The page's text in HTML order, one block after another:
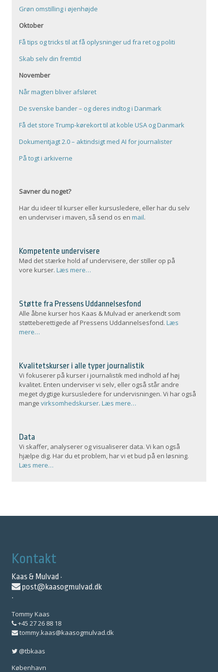
Grøn omstilling i øjenhøjde
Oktober
Få tips og tricks til at få oplysninger ud fra ret og politi
Skab selv din fremtid
November
Når magten bliver afsløret
De svenske bander – og deres indtog i Danmark
Få det store Trump-kørekort til at koble USA og Danmark
Dokumentjagt 2.0 – aktindsigt med AI for journalister
På togt i arkiverne
Savner du noget?
Har du ideer til kurser eller kursusledere, eller har du selv
en underviser i maven, så send os enmail.
Kompetente undervisere
Mød det stærke hold af undervisere, der stiller op på
vore kurser.Læs mere…
Støtte fra Pressens Uddannelsesfond
Alle åbne kurser hos Kaas & Mulvad er anerkendt som
støtteberettigede af Pressens Uddannelsesfond.Læs
mere…
Kvalitetskurser i alle typer journalistik
Vi fokuserer på kurser i journalistik med indhold af høj
kvalitet. Enten underviser vi selv, eller også står andre
meget dygtige kursusledere for undervisningen. Vi har også
mangevirksomhedskurser.Læs mere…
Data
Vi skaffer, analyserer og visualiserer data. Vi kan også
hjælpe dig. Har du et problem, har vi et bud på en løsning.
Læs mere…
Kontakt
Kaas & Mulvad ·
post@kaasogmulvad.dk
·
Tommy Kaas
+45 27 26 88 18
tommy.kaas@kaasogmulvad.dk
@tbkaas
København